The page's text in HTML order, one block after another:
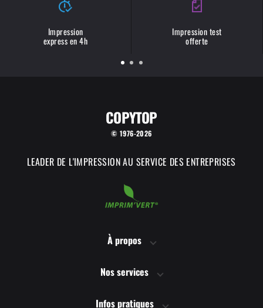
Impression
express en 4h
Impression test
offerte
COPYTOP
© 1976-2026
LEADER DE L'IMPRESSION AU SERVICE DES ENTREPRISES
À propos
Nos services
Infos pratiques